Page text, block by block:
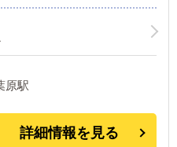
原駅
詳細情報を見る